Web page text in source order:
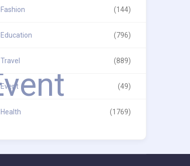
Fashion (144)
Education (796)
Travel (889)
Event (49)
Health (1769)